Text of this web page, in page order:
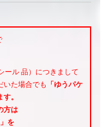
ール 品）につきまして
いた場合でも
「ゆうパケ
。
方は
を